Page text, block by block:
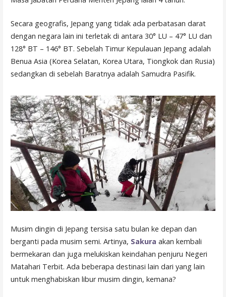
Secara geografis, Jepang yang tidak ada perbatasan darat
dengan negara lain ini terletak di antara 30° LU – 47° LU dan
128° BT – 146° BT. Sebelah Timur Kepulauan Jepang adalah
Benua Asia (Korea Selatan, Korea Utara, Tiongkok dan Rusia)
sedangkan di sebelah Baratnya adalah Samudra Pasifik.
Musim dingin di Jepang tersisa satu bulan ke depan dan
berganti pada musim semi. Artinya, Sakura akan kembali
bermekaran dan juga melukiskan keindahan penjuru Negeri
Matahari Terbit. Ada beberapa destinasi lain dari yang lain
untuk menghabiskan libur musim dingin, kemana?